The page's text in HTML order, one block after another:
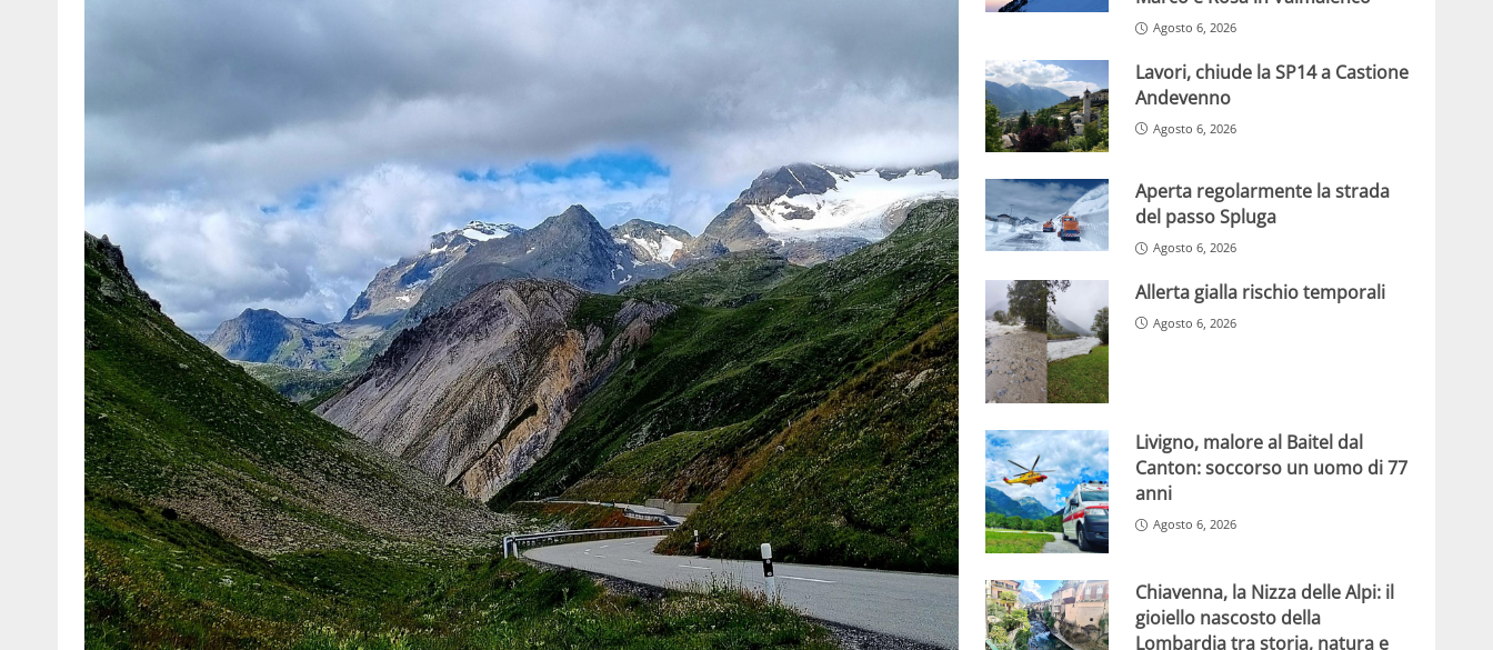
Agosto 6, 2026
Lavori, chiude la SP14 a Castione
Andevenno
Agosto 6, 2026
Aperta regolarmente la strada
del passo Spluga
Agosto 6, 2026
Allerta gialla rischio temporali
Agosto 6, 2026
Livigno, malore al Baitel dal
Canton: soccorso un uomo di 77
anni
Agosto 6, 2026
Chiavenna, la Nizza delle Alpi: il
gioiello nascosto della
Lombardia tra storia, natura e